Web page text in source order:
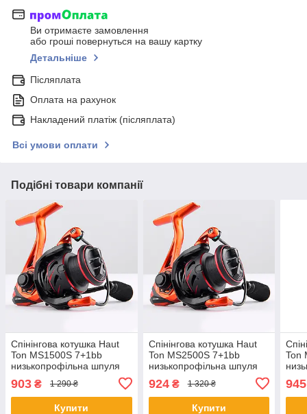
Ви отримаєте замовлення
або гроші повернуться на вашу картку
Детальніше
Післяплата
Оплата на рахунок
Накладений платіж (післяплата)
Всі умови оплати
Подібні товари компанії
Спінінгова котушка Haut
Ton MS1500S 7+1bb
низькопрофільна шпуля
903 ₴ 1 290 ₴
Купити
Спінінгова котушка Haut
Ton MS2500S 7+1bb
низькопрофільна шпуля
924₴ 1 320 ₴
Купити
Ton
945